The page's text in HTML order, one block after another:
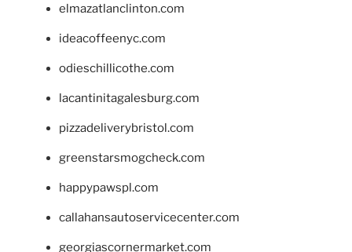
elmazatlanclinton.com
ideacoffeenyc.com
odieschillicothe.com
lacantinitagalesburg.com
pizzadeliverybristol.com
greenstarsmogcheck.com
happypawspl.com
callahansautoservicecenter.com
georgiascornermarket.com